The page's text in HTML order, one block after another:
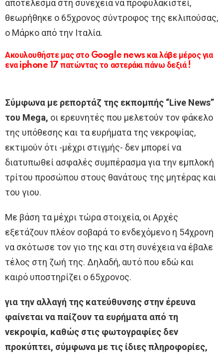
αποτέλεσμα στη συνέχεια να προφυλακιστεί,
θεωρήθηκε ο 65χρονος σύντροφος της εκλιπούσας,
ο Μάρκο από την Ιταλία.
Ακουλουθήστε μας στο Google news και λάβε μέρος για
ενα iphone 17 πατώντας το αστεράκι πάνω δεξιά !
Σύμφωνα με ρεπορτάζ της εκπομπής “Live News”
του Mega, οι ερευνητές που μελετούν τον φάκελο
της υπόθεσης και τα ευρήματα της νεκροψίας,
εκτιμούν ότι -μέχρι στιγμής- δεν μπορεί να
διατυπωθεί ασφαλές συμπέρασμα για την εμπλοκή
τρίτου προσώπου στους θανάτους της μητέρας και
του γιου.
Με βάση τα μέχρι τώρα στοιχεία, οι Αρχές
εξετάζουν πλέον σοβαρά το ενδεχόμενο η 54χρονη
να σκότωσε τον γιο της και στη συνέχεια να έβαλε
τέλος στη ζωή της. Δηλαδή, αυτό που εδώ και
καιρό υποστηρίζει ο 65χρονος.
για την αλλαγή της κατεύθυνσης στην έρευνα
φαίνεται να παίζουν τα ευρήματα από τη
νεκροψία, καθώς στις φωτογραφίες δεν
προκύπτει, σύμφωνα με τις ίδιες πληροφορίες,